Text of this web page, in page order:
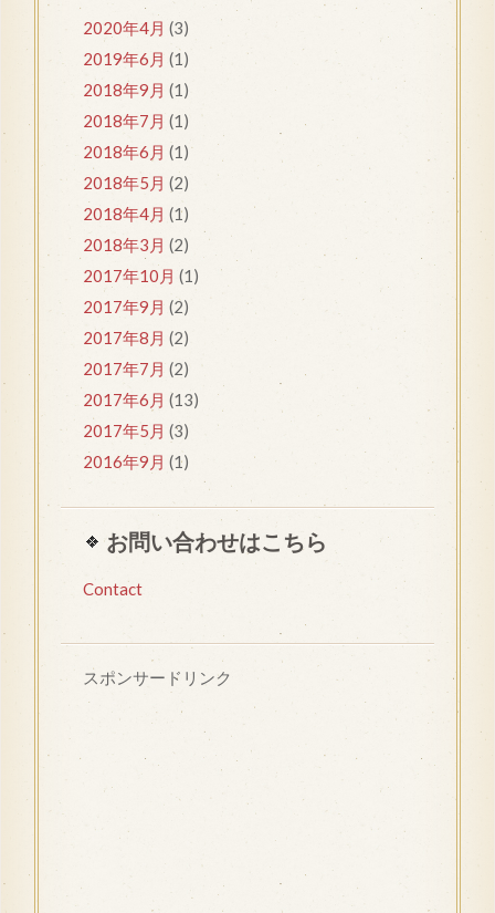
2020年4月 (3)
2019年6月 (1)
2018年9月 (1)
2018年7月 (1)
2018年6月 (1)
2018年5月 (2)
2018年4月 (1)
2018年3月 (2)
2017年10月 (1)
2017年9月 (2)
2017年8月 (2)
2017年7月 (2)
2017年6月 (13)
2017年5月 (3)
2016年9月 (1)
お問い合わせはこちら
Contact
スポンサードリンク